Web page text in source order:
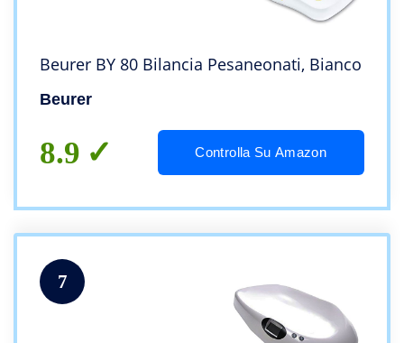
Beurer BY 80 Bilancia Pesaneonati, Bianco
Beurer
8.9 Controlla Su Amazon
7